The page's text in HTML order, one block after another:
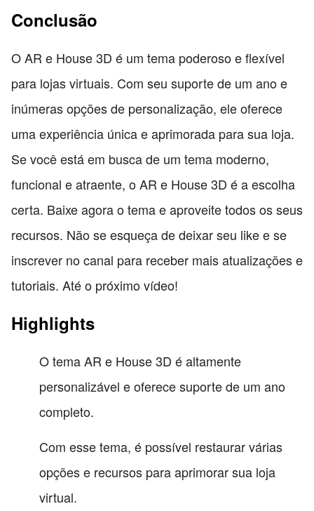
Conclusão
O AR e House 3D é um tema poderoso e flexível
para lojas virtuais. Com seu suporte de um ano e
inúmeras opções de personalização, ele oferece
uma experiência única e aprimorada para sua loja.
Se você está em busca de um tema moderno,
funcional e atraente, o AR e House 3D é a escolha
certa. Baixe agora o tema e aproveite todos os seus
recursos. Não se esqueça de deixar seu like e se
inscrever no canal para receber mais atualizações e
tutoriais. Até o próximo vídeo!
Highlights
O tema AR e House 3D é altamente
personalizável e oferece suporte de um ano
completo.
Com esse tema, é possível restaurar várias
opções e recursos para aprimorar sua loja
virtual.